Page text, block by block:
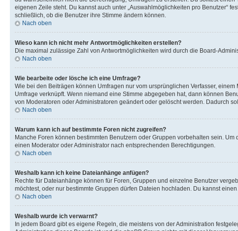
eigenen Zeile steht. Du kannst auch unter „Auswahlmöglichkeiten pro Benutzer“
schließlich, ob die Benutzer ihre Stimme ändern können.
Nach oben
Wieso kann ich nicht mehr Antwortmöglichkeiten erstellen?
Die maximal zulässige Zahl von Antwortmöglichkeiten wird durch die Board-
Nach oben
Wie bearbeite oder lösche ich eine Umfrage?
Wie bei den Beiträgen können Umfragen nur vom ursprünglichen Verfasser,
Umfrage verknüpft. Wenn niemand eine Stimme abgegeben hat, dann können
von Moderatoren oder Administratoren geändert oder gelöscht werden. Dadurch
Nach oben
Warum kann ich auf bestimmte Foren nicht zugreifen?
Manche Foren können bestimmten Benutzern oder Gruppen vorbehalten sein.
einen Moderator oder Administrator nach entsprechenden Berechtigungen.
Nach oben
Weshalb kann ich keine Dateianhänge anfügen?
Rechte für Dateianhänge können für Foren, Gruppen und einzelne Benutzer
möchtest, oder nur bestimmte Gruppen dürfen Dateien hochladen. Du kannst
Nach oben
Weshalb wurde ich verwarnt?
In jedem Board gibt es eigene Regeln, die meistens von der Administration